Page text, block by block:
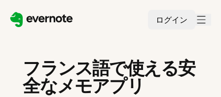
ログイン
フランス語で使える安
全なメモアプリ